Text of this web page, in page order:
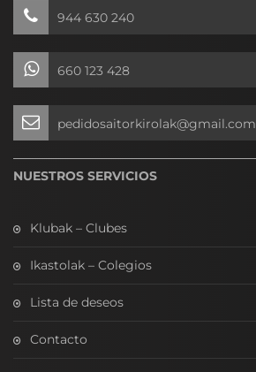
944 630 240
660 123 428
pedidosaitorkirolak@gmail.com
NUESTROS SERVICIOS
Klubak – Clubes
Ikastolak – Colegios
Lista de deseos
Contacto